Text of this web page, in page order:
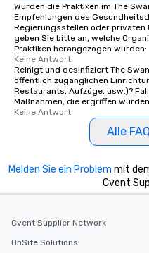
Wurden die Praktiken im The
Empfehlungen des
Regierungsstellen oder privaten
geben Sie bitte an, welche
Praktiken herangezogen wurden:
Keine Antwort.
Reinigt und desinfiziert The
öffentlich zugänglichen
Restaurants, Aufzüge, usw.)?
Maßnahmen, die ergriffen
Keine Antwort.
Alle
Melden Sie ein Problem mit
Cvent
Cvent Supplier Network
OnSite Solutions